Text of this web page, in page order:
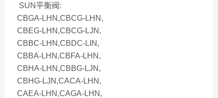
SUN平衡阀:
CBGA-LHN,CBCG-LHN,
CBEG-LHN,CBCG-LJN,
CBBC-LHN,CBDC-LIN,
CBBA-LHN,CBFA-LHN,
CBHA-LHN,CBBG-LJN,
CBHG-LJN,CACA-LHN,
CAEA-LHN,CAGA-LHN,